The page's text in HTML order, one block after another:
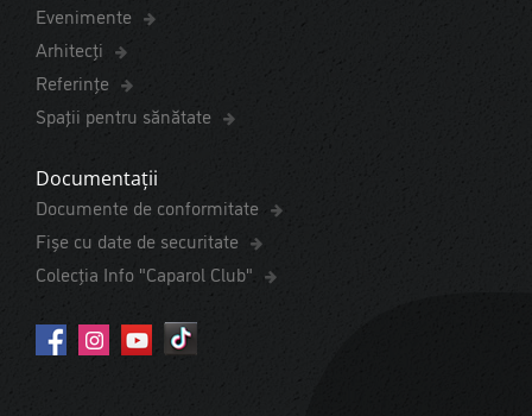
Evenimente
Arhitecți
Referințe
Spaţii pentru sănătate
Documentații
Documente de conformitate
Fișe cu date de securitate
Colecția Info "Caparol Club"